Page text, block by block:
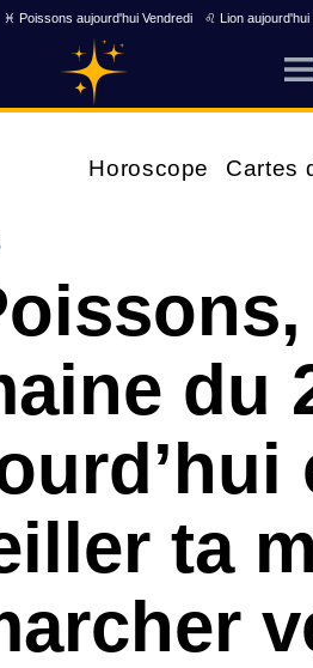
♓ Poissons aujourd'hui Vendredi ♌ Lion aujourd'hui
Horoscope Cartes
du
ta